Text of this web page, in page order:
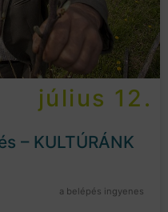
július 12.
– KULTÚRÁNK
a belépés ingyenes